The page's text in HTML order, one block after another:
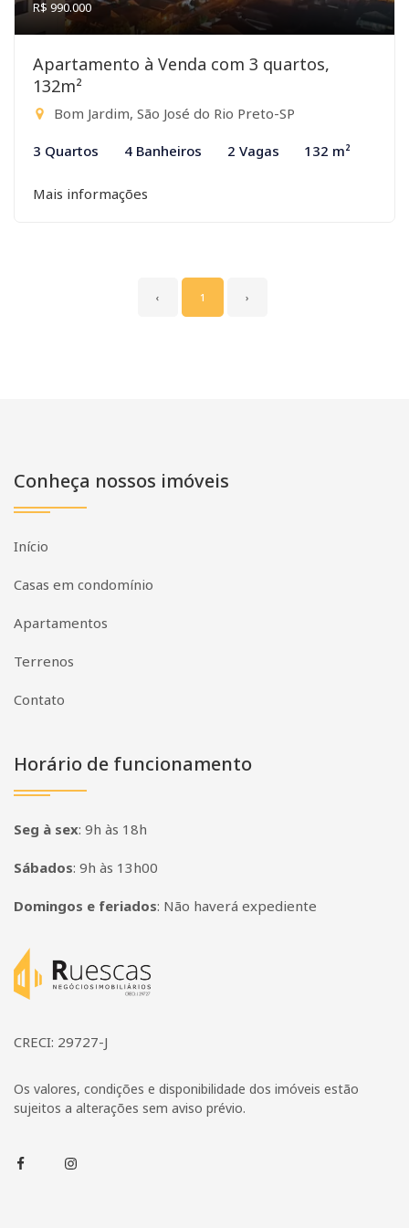
R$ 990.000
Apartamento à Venda com 3 quartos,
132m²
Bom Jardim, São José do Rio Preto-SP
3 Quartos 4 Banheiros 2 Vagas 132 m²
Mais informações
‹ 1 ›
Conheça nossos imóveis
Início
Casas em condomínio
Apartamentos
Terrenos
Contato
Horário de funcionamento
Seg à sex: 9h às 18h
Sábados: 9h às 13h00
Domingos e feriados: Não haverá expediente
Página inicial
CRECI: 29727-J
Os valores, condições e disponibilidade dos imóveis estão
sujeitos a alterações sem aviso prévio.
FacebookInstagram